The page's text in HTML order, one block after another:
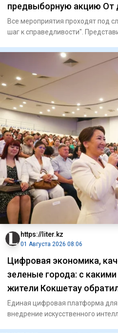
предвыборную акцию От
регионах Казахстана
Все мероприятия проходят под
шаг к справедливости".
https://liter.kz
01 Августа 2026 08:06
Цифровая экономика,
зеленые города: с
жители Кокшетау
Единая цифровая платформа
внедрение искусственного